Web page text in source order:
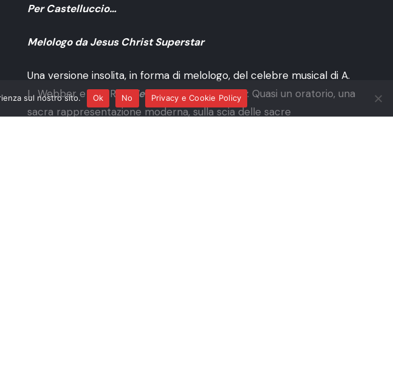
Per Castelluccio…
Melologo da Jesus Christ Superstar
Una versione insolita, in forma di melologo, del celebre musical di A.
L. Webber e Tim RiceJesus Christ Superstar. Quasi un oratorio, una
sacra rappresentazione moderna, sulla scia delle sacre
sul nostro sito. Ok No Privacy e Cookie Policy